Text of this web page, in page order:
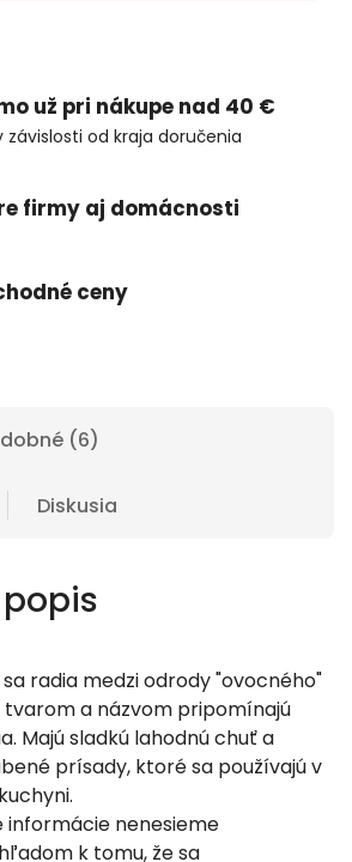
už pri nákupe nad 40 €
od kraja doručenia
firmy aj domácnosti
ceny
(6)
Diskusia
radia medzi odrody "ovocného"
a názvom pripomínajú
Majú sladkú lahodnú chuť a
prísady, ktoré sa používajú v
informácie nenesieme
k tomu, že sa